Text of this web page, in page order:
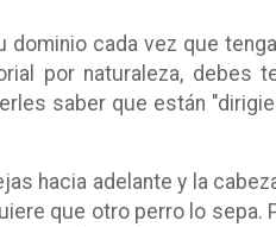
cada vez que
por naturaleza, debes
saber que están
hacia adelante y la
que otro perro lo sepa.